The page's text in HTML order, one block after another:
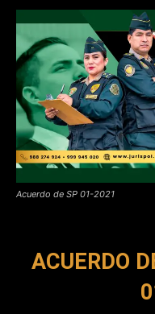
Acuerdo de SP 01-2021
ACUERDO